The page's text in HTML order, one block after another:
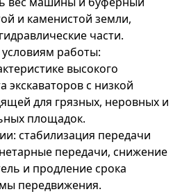
и каменистой земли,
части.
работы:
высокого
экскаваторов с низкой
для грязных, неровных и
площадок.
стабилизация передачи
передачи, снижение
и продление срока
передвижения.